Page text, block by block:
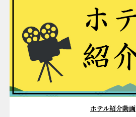
ホテル紹介動画